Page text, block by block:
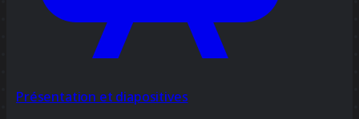
Présentation et diapositives